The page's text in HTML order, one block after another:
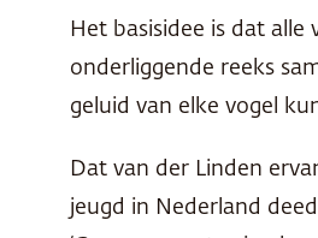
Het basisidee is dat
onderliggende reeks
geluid van elke vogel
Dat van der Linden
jeugd in Nederland